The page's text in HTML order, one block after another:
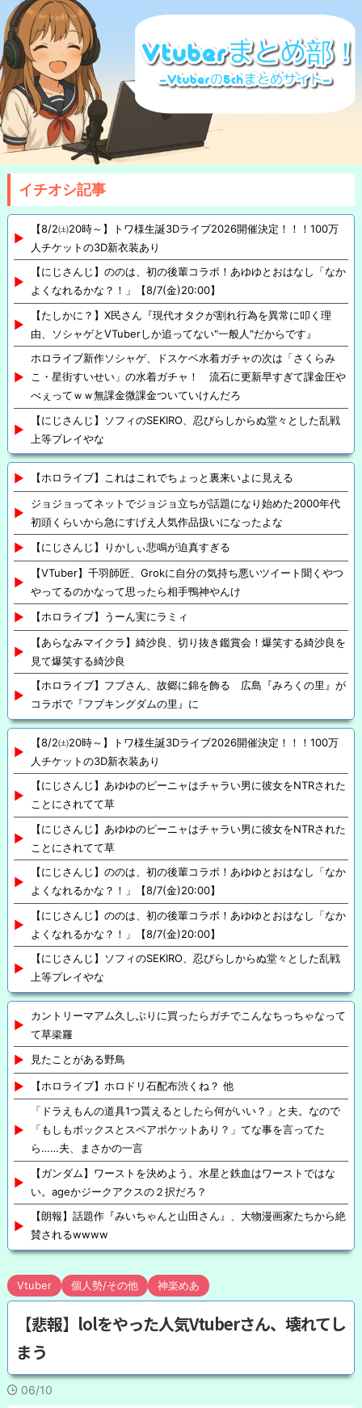
イチオシ記事
【8/2㈯20時～】トワ様生誕3Dライブ2026開催決定！！！100万
人チケットの3D新衣装あり
【にじさんじ】ののは、初の後輩コラボ！あゆゆとおはなし「なか
よくなれるかな？！」【8/7(金)20:00】
【たしかに？】X民さん『現代オタクが割れ行為を異常に叩く理
由、ソシャゲとVTuberしか追ってない"一般人"だからです』
ホロライブ新作ソシャゲ、ドスケベ水着ガチャの次は「さくらみ
こ・星街すいせい」の水着ガチャ！ 流石に更新早すぎて課金圧や
べぇってｗｗ無課金微課金ついていけんだろ
【にじさんじ】ソフィのSEKIRO、忍びらしからぬ堂々とした乱戦
上等プレイやな
【ホロライブ】これはこれでちょっと裏来いよに見える
ジョジョってネットでジョジョ立ちが話題になり始めた2000年代
初頭くらいから急にすげえ人気作品扱いになったよな
【にじさんじ】りかしぃ悲鳴が迫真すぎる
【VTuber】千羽師匠、Grokに自分の気持ち悪いツイート聞くやつ
やってるのかなって思ったら相手鴨神やんけ
【ホロライブ】うーん実にラミィ
【あらなみマイクラ】綺沙良、切り抜き鑑賞会！爆笑する綺沙良を
見て爆笑する綺沙良
【ホロライブ】フブさん、故郷に錦を飾る 広島『みろくの里』が
コラボで『フブキングダムの里』に
【8/2㈯20時～】トワ様生誕3Dライブ2026開催決定！！！100万
人チケットの3D新衣装あり
【にじさんじ】あゆゆのピーニャはチャラい男に彼女をNTRされた
ことにされてて草
【にじさんじ】あゆゆのピーニャはチャラい男に彼女をNTRされた
ことにされてて草
【にじさんじ】ののは、初の後輩コラボ！あゆゆとおはなし「なか
よくなれるかな？！」【8/7(金)20:00】
【にじさんじ】ののは、初の後輩コラボ！あゆゆとおはなし「なか
よくなれるかな？！」【8/7(金)20:00】
【にじさんじ】ソフィのSEKIRO、忍びらしからぬ堂々とした乱戦
上等プレイやな
カントリーマアム久しぶりに買ったらガチでこんなちっちゃなって
て草梁羅
見たことがある野鳥
【ホロライブ】ホロドリ石配布渋くね？ 他
「ドラえもんの道具1つ貰えるとしたら何がいい？」と夫。なので
「もしもボックスとスペアポケットあり？」てな事を言ってた
ら……夫、まさかの一言
【ガンダム】ワーストを決めよう。水星と鉄血はワーストではな
い。ageかジークアクスの２択だろ？
【朗報】話題作『みいちゃんと山田さん』、大物漫画家たちから絶
賛されるwwww
Vtuber 個人勢/その他 神楽めあ
【悲報】lolをやった人気Vtuberさん、壊れてし
まう
06/10